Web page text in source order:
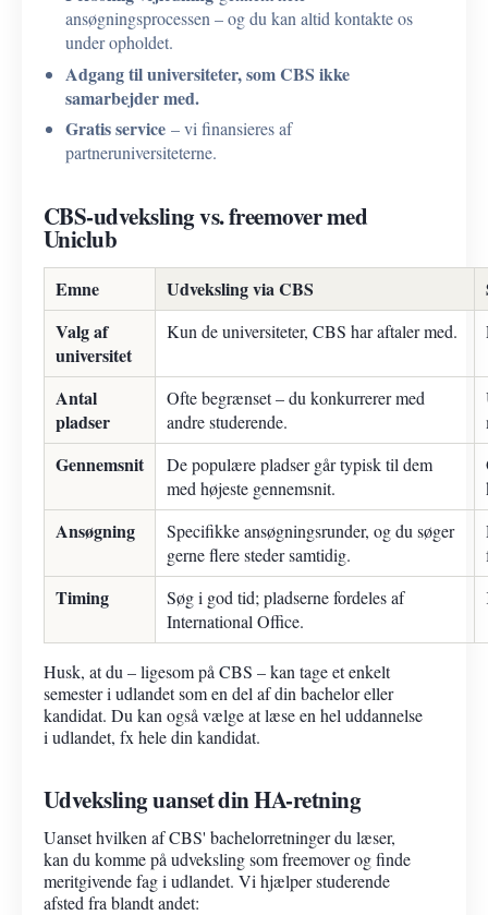
ansøgningsprocessen – og du kan altid kontakte os
under opholdet.
Adgang til universiteter, som CBS ikke
samarbejder med.
Gratis service – vi finansieres af
partneruniversiteterne.
CBS-udveksling vs. freemover med
Uniclub
Emne Udveksling via CBS
Valg af
universitet
Kun de universiteter, CBS har aftaler med.
Antal
pladser
Ofte begrænset – du konkurrerer med
andre studerende.
Gennemsnit
De populære pladser går typisk til dem
med højeste gennemsnit.
Ansøgning
Specifikke ansøgningsrunder, og du søger
gerne flere steder samtidig.
Timing
Søg i god tid; pladserne fordeles af
International Office.
Husk, at du – ligesom på CBS – kan tage et enkelt
semester i udlandet som en del af din bachelor eller
kandidat. Du kan også vælge at læse en hel uddannelse
i udlandet, fx hele din kandidat.
Udveksling uanset din HA-retning
Uanset hvilken af CBS' bachelorretninger du læser,
kan du komme på udveksling som freemover og finde
meritgivende fag i udlandet. Vi hjælper studerende
afsted fra blandt andet: